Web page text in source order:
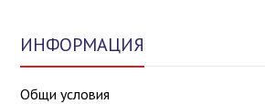
ИНФОРМАЦИЯ
Общи условия